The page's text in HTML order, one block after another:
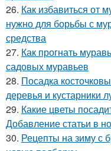
26. Как избавиться от
нужно для борьбы с
средства
27. Как прогнать
садовых муравьев
28. Посадка
деревья и кустарники
29. Какие цветы
Добавление статьи в
30. Рецепты на зиму с